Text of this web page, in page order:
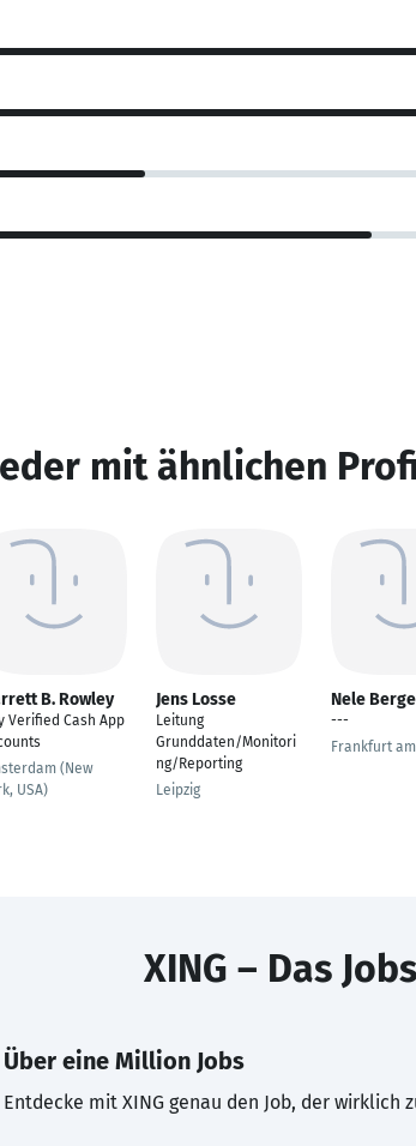
mit ähnlichen
B. Rowley
Verified Cash App
(New
USA)
Jens Losse
Leitung
Grunddaten/Monitori
ng/Reporting
Leipzig
Nele
---
Frankfurt
XING – Das
Über eine Million Jobs
Entdecke mit XING genau den Job, der wirklich